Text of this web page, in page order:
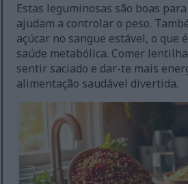
Estas leguminosas são boas
ajudam a controlar o peso.
açúcar no sangue estável, o que
saúde metabólica. Comer
sentir saciado e dar-te mais
alimentação saudável divertida.